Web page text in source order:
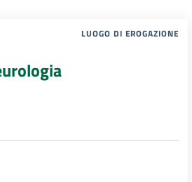
LUOGO DI EROGAZIONE